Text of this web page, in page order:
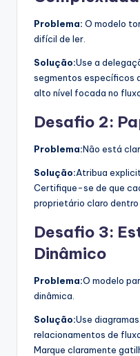
Problema: O modelo
difícil de ler.
Solução:Use a
segmentos específicos
alto nível focada no
Desafio 2:
Problema:Não está
Solução:Atribua
Certifique-se de que
proprietário claro dentro
Desafio 3:
Dinâmico
Problema:O modelo
dinâmica.
Solução:Use
relacionamentos de
Marque claramente